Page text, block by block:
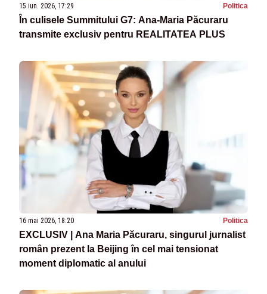
15 iun. 2026, 17:29 Politica
În culisele Summitului G7: Ana-Maria Păcuraru
transmite exclusiv pentru REALITATEA PLUS
16 mai 2026, 18:20 Politica
EXCLUSIV | Ana Maria Păcuraru, singurul jurnalist
român prezent la Beijing în cel mai tensionat
moment diplomatic al anului